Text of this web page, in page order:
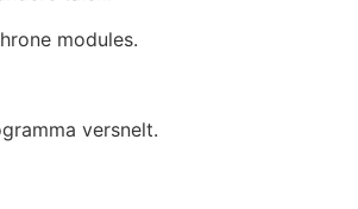
modules.
versnelt.